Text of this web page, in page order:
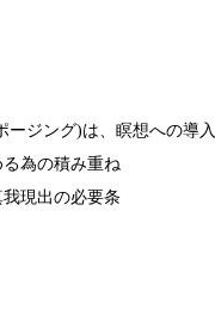
ージング)は、瞑想への導入
為の積み重ね
現出の必要条